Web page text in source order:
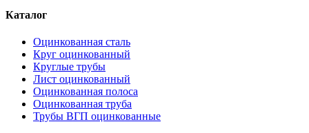
Каталог
Оцинкованная сталь
Круг оцинкованный
Круглые трубы
Лист оцинкованный
Оцинкованная полоса
Оцинкованная труба
Трубы ВГП оцинкованные